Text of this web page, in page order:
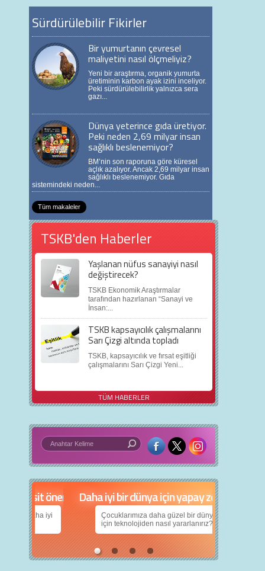
Sürdürülebilir Fikirler
Bir yumurtanın çevresel
maliyetini nasıl ölçmeliyiz?
Yeni bir araştırma, organik yumurta
üretiminin karbon ayak izini inceliyor.
Peki sürdürülebilirlik yalnızca sera
gazı...
Dünya yeterince gıda üretiyor.
Peki neden 2,69 milyar insan
sağlıklı beslenemiyor?
BM’nin son raporuna göre küresel
açlık azalıyor. Ancak 2,69 milyar insan
sağlıklı beslenemiyor. Gıda
sistemindeki neden...
Tüm makaleler
TSKB'den Haberler
Yaşlanan nüfus sanayiyi nasıl
değiştirecek?
TSKB Ekonomik Araştırmalar
tarafından hazırlanan “Sanayi ve
İnsan:...
TSKB kapsayıcılık çalışmalarını
Sarı Çizgi altında topladı
TSKB, kapsayıcılık ve fırsat eşitliği
çalışmalarını Sarı Çizgi Yeni...
TÜM HABERLER
5 basit öneri
daha iyi
Daha iyi bir dünya için yapay zekâ
Çocuklarımıza daha güzel bir dünya bırakabilmek
için teknolojiden nasıl yararlanırız?